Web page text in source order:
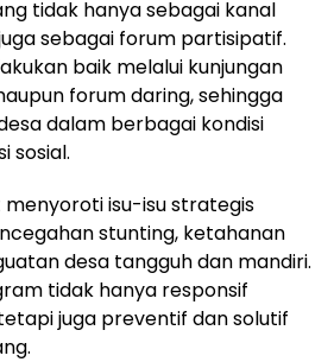
tidak hanya sebagai kanal
sebagai forum partisipatif.
baik melalui kunjungan
forum daring, sehingga
dalam berbagai kondisi
sosial.
menyoroti isu-isu strategis
stunting, ketahanan
desa tangguh dan mandiri.
tidak hanya responsif
juga preventif dan solutif